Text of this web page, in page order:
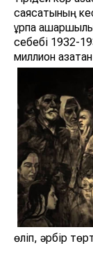
саясатының
ұрпақ
себебі 1932-
миллион
өліп, әрбір